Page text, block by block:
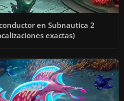
en Subnautica 2
exactas)